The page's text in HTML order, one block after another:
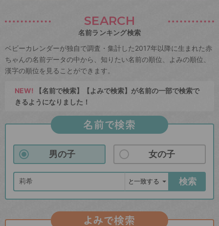
SEARCH
名前ランキング検索
ベビーカレンダーが独自で調査・集計した2017年以降に生まれた赤
ちゃんの名前データの中から、知りたい名前の順位、よみの順位、
漢字の順位を見ることができます。
NEW! 【名前で検索】【よみで検索】が名前の一部で検索で
きるようになりました！
名前で検索
男の子 女の子
検索
よみで検索